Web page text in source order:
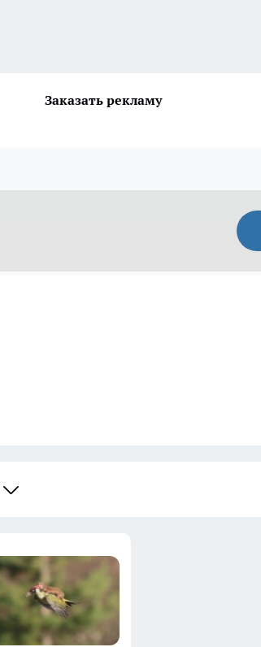
Заказать рекламу